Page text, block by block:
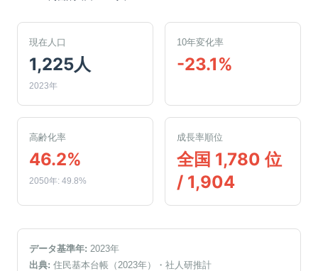
現在人口
1,225人
2023年
10年変化率
-23.1%
高齢化率
46.2%
2050年: 49.8%
成長率順位
全国 1,780 位
/ 1,904
データ基準年: 2023年
出典: 住民基本台帳（2023年）
・社人研推計